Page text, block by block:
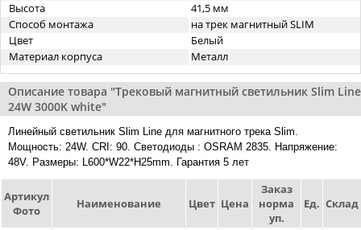
Высота
41,5 мм
Способ монтажа
на трек магнитный SLIM
Цвет
Белый
Материал корпуса
Металл
Описание товара "Трековый магнитный светильник Slim Line
24W 3000K white"
Линейный светильник Slim Line для магнитного трека Slim.
Мощность: 24W. CRI: 90. Светодиоды : OSRAM 2835. Напряжение:
48V. Размеры: L600*W22*H25mm. Гарантия 5 лет
Артикул
Фото
Наименование Цвет Цена
Заказ
норма
уп.
Ед. Склад